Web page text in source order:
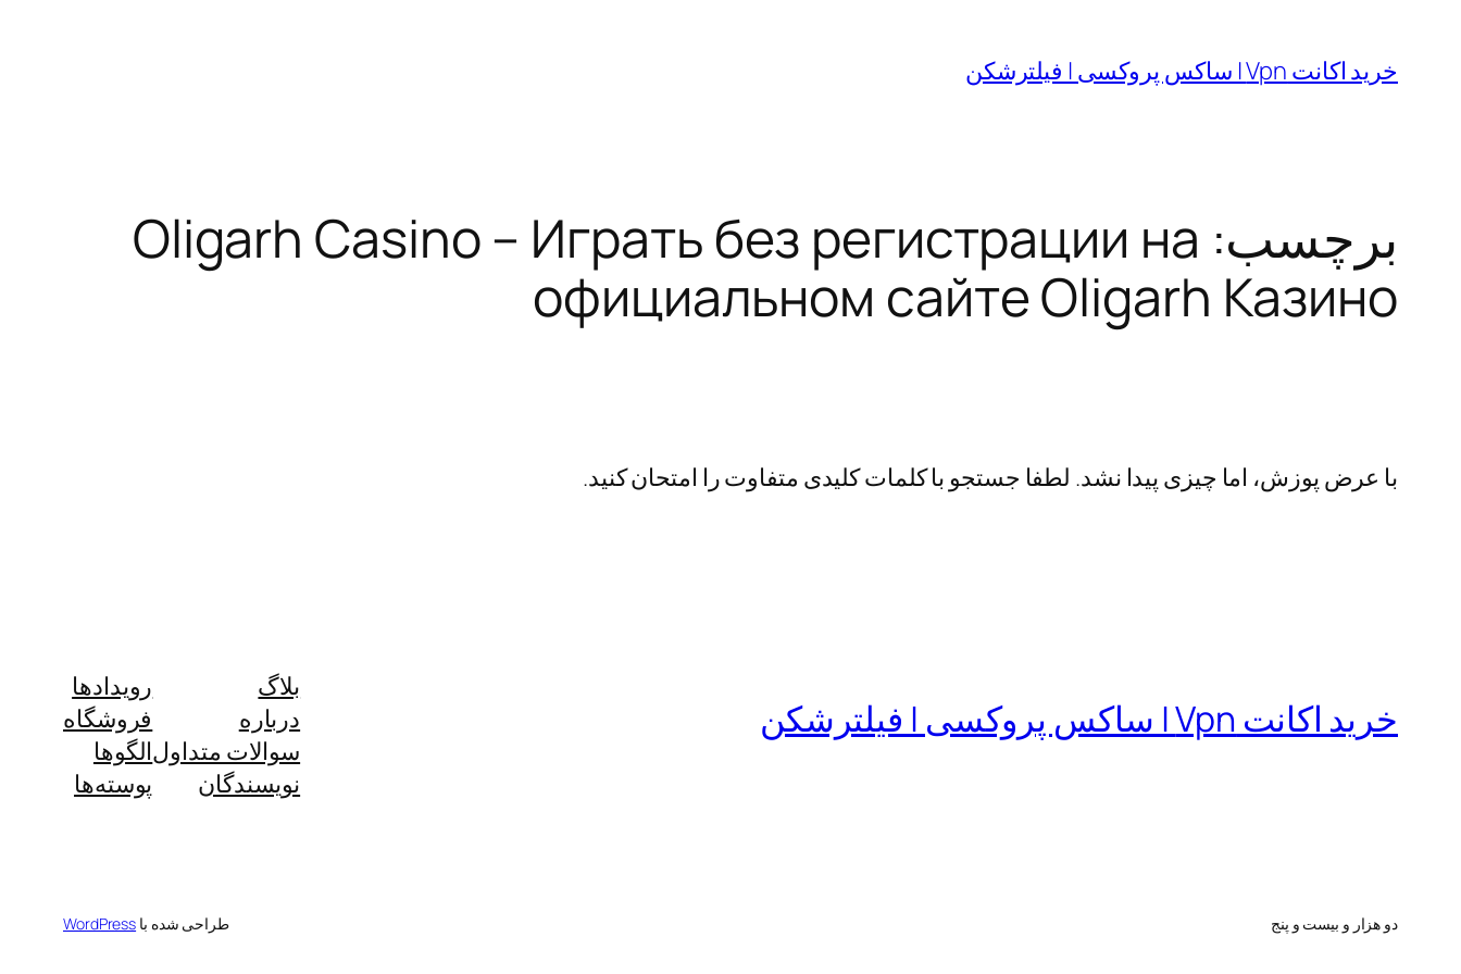
خرید اکانت Vpn | ساکس پروکسی | فیلترشکن
برچسب: Oligarh Casino – Играть без регистрации на
официальном сайте Oligarh Казино
با عرض پوزش، اما چیزی پیدا نشد. لطفا جستجو با کلمات کلیدی متفاوت را امتحان کنید.
خرید اکانت Vpn | ساکس پروکسی | فیلترشکن
بلاگ
درباره
سوالات متداول
نویسندگان
رویدادها
فروشگاه
الگوها
پوسته‌ها
دو هزار و بیست و پنج طراحی شده با WordPress